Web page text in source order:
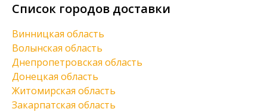
Список городов доставки
Винницкая область
Волынская область
Днепропетровская область
Донецкая область
Житомирская область
Закарпатская область